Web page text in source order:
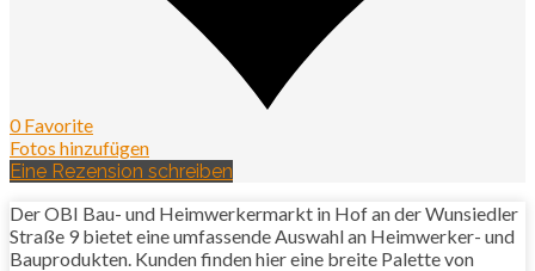
0 Favorite
Fotos hinzufügen
Eine Rezension schreiben
Der OBI Bau- und Heimwerkermarkt in Hof an der Wunsiedler
Straße 9 bietet eine umfassende Auswahl an Heimwerker- und
Bauprodukten. Kunden finden hier eine breite Palette von